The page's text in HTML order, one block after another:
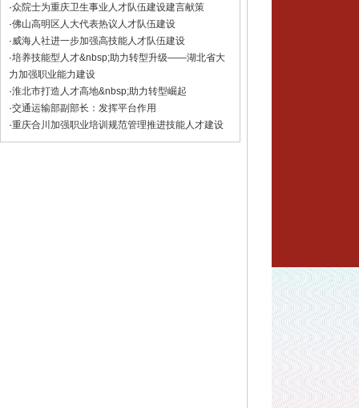
·众院士为重庆卫生事业人才队伍建设建言献策
·佛山高明区人大代表热议人才队伍建设
·威海人社进一步加强高技能人才队伍建设
·培养技能型人才&nbsp;助力转型升级——湖北省大
力加强职业能力建设
·淮北市打造人才高地&nbsp;助力转型崛起
·交通运输部副部长：发挥平台作用
·重庆合川加强职业培训规范管理推进技能人才建设